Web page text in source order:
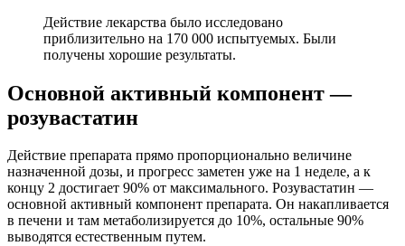
Действие лекарства было исследовано
приблизительно на 170 000 испытуемых. Были
получены хорошие результаты.
Основной активный компонент —
розувастатин
Действие препарата прямо пропорционально величине
назначенной дозы, и прогресс заметен уже на 1 неделе, а к
концу 2 достигает 90% от максимального. Розувастатин —
основной активный компонент препарата. Он накапливается
в печени и там метаболизируется до 10%, остальные 90%
выводятся естественным путем.